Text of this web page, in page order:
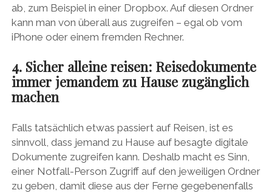
ab, zum Beispiel in einer Dropbox. Auf diesen Ordner
kann man von überall aus zugreifen – egal ob vom
iPhone oder einem fremden Rechner.
4. Sicher alleine reisen: Reisedokumente
immer jemandem zu Hause zugänglich
machen
Falls tatsächlich etwas passiert auf Reisen, ist es
sinnvoll, dass jemand zu Hause auf besagte digitale
Dokumente zugreifen kann. Deshalb macht es Sinn,
einer Notfall-Person Zugriff auf den jeweiligen Ordner
zu geben, damit diese aus der Ferne gegebenenfalls